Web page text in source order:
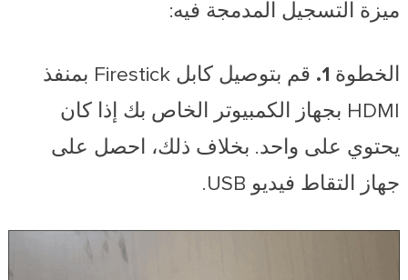
ميزة التسجيل المدمجة فيه:
الخطوة 1.
قم بتوصيل كابل Firestick بمنفذ
HDMI بجهاز الكمبيوتر الخاص بك إذا كان
يحتوي على واحد. بخلاف ذلك، احصل على
جهاز التقاط فيديو USB.